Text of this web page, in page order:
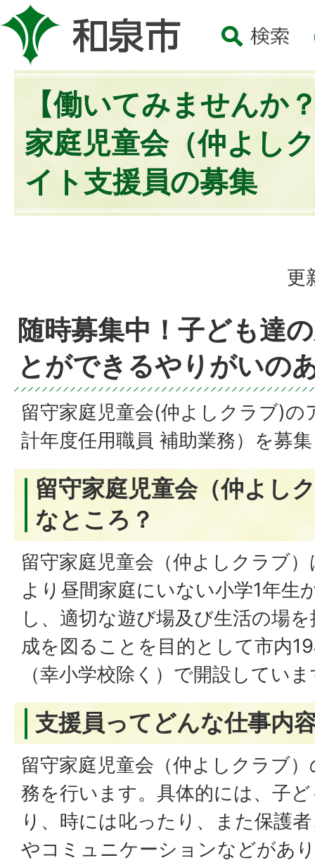
【働いてみませんか
家庭児童会（仲よし
イト支援員の募集
更
随時募集中！子ども達
とができるやりがいの
留守家庭児童会(仲よしクラブ)の
計年度任用職員 補助業務）を募
留守家庭児童会（仲よし
なところ？
留守家庭児童会（仲よしクラブ
より昼間家庭にいない小学1年生
し、適切な遊び場及び生活の場
成を図ることを目的として市内
（幸小学校除く）で開設してい
支援員ってどんな仕事内
留守家庭児童会（仲よしクラブ
務を行います。具体的には、子
り、時には叱ったり、また保護
やコミュニケーションなどがあ